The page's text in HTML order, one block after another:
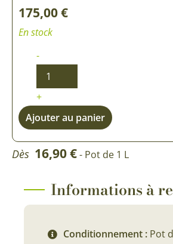
175,00€
En stock
-
+
Ajouter au panier
Dès 16,90€- Pot de 1 L
Informations à
Conditionnement : Pot